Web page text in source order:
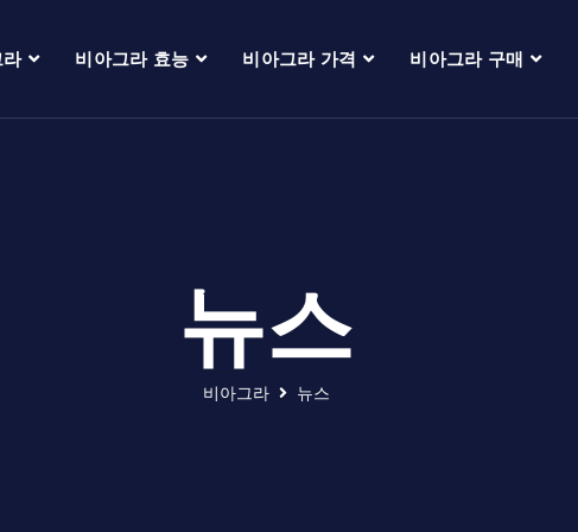
비아그라 효능 비아그라 가격 비아그라 구매
뉴스
비아그라 뉴스